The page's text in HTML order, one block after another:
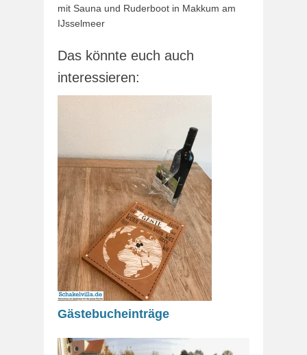
mit Sauna und Ruderboot in Makkum am
IJsselmeer
Das könnte euch auch
interessieren:
Gästebucheinträge